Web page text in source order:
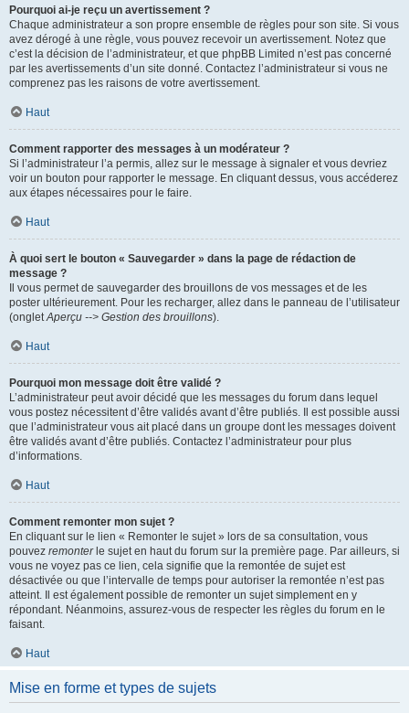
Pourquoi ai-je reçu un avertissement ?
Chaque administrateur a son propre ensemble de règles pour son site. Si vous
avez dérogé à une règle, vous pouvez recevoir un avertissement. Notez que
c’est la décision de l’administrateur, et que phpBB Limited n’est pas concerné
par les avertissements d’un site donné. Contactez l’administrateur si vous ne
comprenez pas les raisons de votre avertissement.
Haut
Comment rapporter des messages à un modérateur ?
Si l’administrateur l’a permis, allez sur le message à signaler et vous devriez
voir un bouton pour rapporter le message. En cliquant dessus, vous accéderez
aux étapes nécessaires pour le faire.
Haut
À quoi sert le bouton « Sauvegarder » dans la page de rédaction de
message ?
Il vous permet de sauvegarder des brouillons de vos messages et de les
poster ultérieurement. Pour les recharger, allez dans le panneau de l’utilisateur
(ongletAperçu --> Gestion des brouillons).
Haut
Pourquoi mon message doit être validé ?
L’administrateur peut avoir décidé que les messages du forum dans lequel
vous postez nécessitent d’être validés avant d’être publiés. Il est possible aussi
que l’administrateur vous ait placé dans un groupe dont les messages doivent
être validés avant d’être publiés. Contactez l’administrateur pour plus
d’informations.
Haut
Comment remonter mon sujet ?
En cliquant sur le lien « Remonter le sujet » lors de sa consultation, vous
pouvez remonterle sujet en haut du forum sur la première page. Par ailleurs, si
vous ne voyez pas ce lien, cela signifie que la remontée de sujet est
désactivée ou que l’intervalle de temps pour autoriser la remontée n’est pas
atteint. Il est également possible de remonter un sujet simplement en y
répondant. Néanmoins, assurez-vous de respecter les règles du forum en le
faisant.
Haut
Mise en forme et types de sujets